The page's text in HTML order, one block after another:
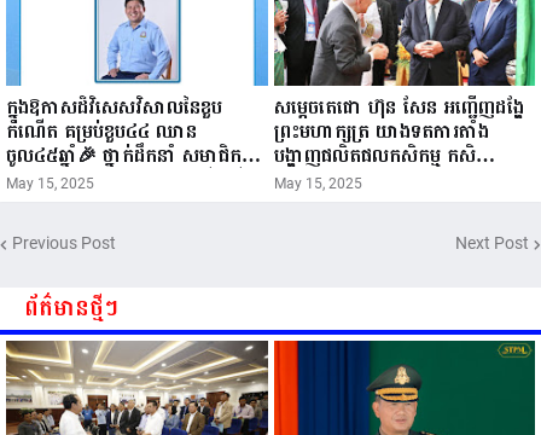
ក្នុងឱកាសដ៏វិសេសវិសាលនៃខួប
កំណើត គម្រប់ខួប៤៤ ឈាន
ចូល៤៥ឆ្នាំ🎉 ថ្នាក់ដឹកនាំ សមាជិក
សមាជិកា នៃក្រុមគ្រួសារកម្មវិធីអាជីវ
ជូនពរ ជូនចំពោះ ឯកឧត្តម សាយ
សំអាល់ ប្រធានសហភាពសហព័ន្ធ
បាននូវ សុខភាពល្អបរិបូរណ៍
កម្លាំងមាំមួន បញ្ញាញាណវាងវៃ
អាយុយឺនយូរ ...
May 15, 2025
សម្តេចតេជោ ហ៊ុន សែន អញ្ជើញដង្ហែ
ព្រះមហាក្សត្រ យាងទតការតាំង
បង្ហាញផលិតផលកសិកម្ម កសិ
ឧស្សាហកម្ម និងសិប្បកម្ម ក្នុងព្រះរាជ
May 15, 2025
Previous Post Next Post
ព័ត៌មានថ្មីៗ